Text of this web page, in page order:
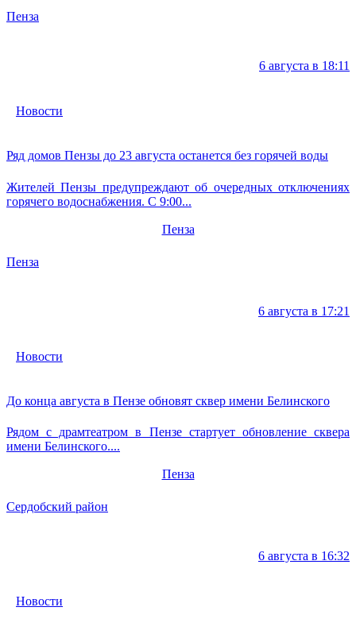
Пенза
6 августа в 18:11
Новости
Ряд домов Пензы до 23 августа останется без горячей воды
Жителей Пензы предупреждают об очередных отключениях
горячего водоснабжения. С 9:00...
Пенза
Пенза
6 августа в 17:21
Новости
До конца августа в Пензе обновят сквер имени Белинского
Рядом с драмтеатром в Пензе стартует обновление сквера
имени Белинского....
Пенза
Сердобский район
6 августа в 16:32
Новости